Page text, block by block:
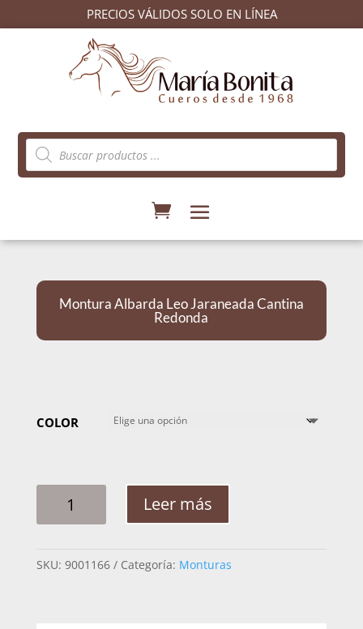
PRECIOS VÁLIDOS SOLO EN LÍNEA
Búsqueda
de
productos
Montura Albarda Leo Jaraneada Cantina
Redonda
COLOR
ALBARDA
CANTINA
Leer más
SKU: 9001166 Categoría: Monturas